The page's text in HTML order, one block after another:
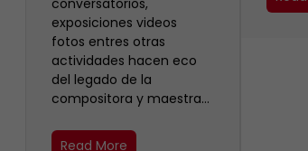
exposiciones videos
fotos entres otras
actividades hacen eco
del legado de la
compositora y maestra…
Read More